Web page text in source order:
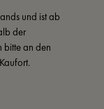
und ist ab
der
bitte an den